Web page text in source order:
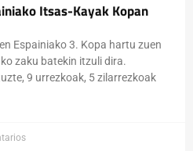
Itsas-Kayak Kopan
Espainiako 3. Kopa hartu zuen
zaku batekin itzuli dira.
9 urrezkoak, 5 zilarrezkoak